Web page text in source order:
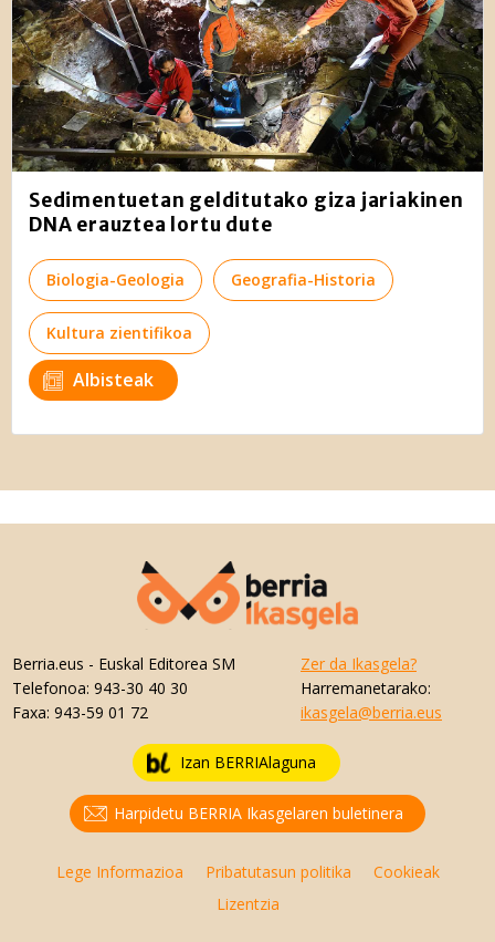
Sedimentuetan gelditutako giza jariakinen
DNA erauztea lortu dute
Biologia-Geologia Geografia-Historia
Kultura zientifikoa
Albisteak
Berria.eus - Euskal Editorea SM
Telefonoa: 943-30 40 30
Faxa: 943-59 01 72
Zer da Ikasgela?
Harremanetarako:
ikasgela@berria.eus
Izan BERRIAlaguna
Harpidetu BERRIA Ikasgelaren buletinera
Lege Informazioa Pribatutasun politika
Cookieak
Lizentzia